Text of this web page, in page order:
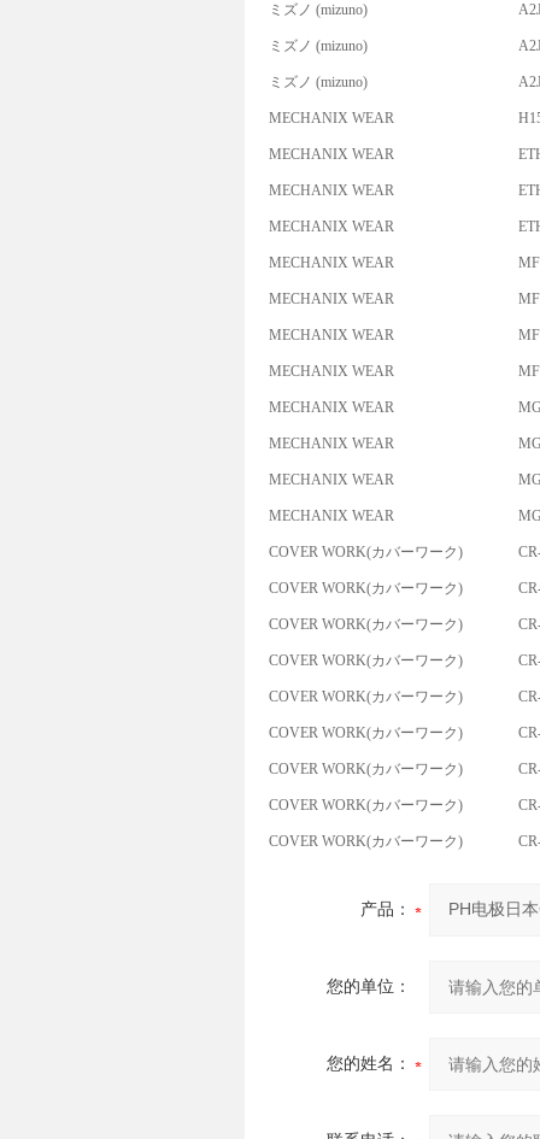
ミズノ (mizuno)
ミズノ (mizuno)
ミズノ (mizuno)
MECHANIX WEAR
MECHANIX WEAR
MECHANIX WEAR
MECHANIX WEAR
MECHANIX WEAR
MECHANIX WEAR
MECHANIX WEAR
MECHANIX WEAR
MECHANIX WEAR
MECHANIX WEAR
MECHANIX WEAR
MECHANIX WEAR
COVER WORK(カバーワーク)
COVER WORK(カバーワーク)
COVER WORK(カバーワーク)
COVER WORK(カバーワーク)
COVER WORK(カバーワーク)
COVER WORK(カバーワーク)
COVER WORK(カバーワーク)
COVER WORK(カバーワーク)
COVER WORK(カバーワーク)
产品：
您的单位：
您的姓名：